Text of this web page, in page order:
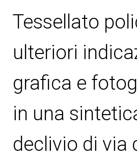
Tessellato
ulteriori
grafica e
in una
declivio di via